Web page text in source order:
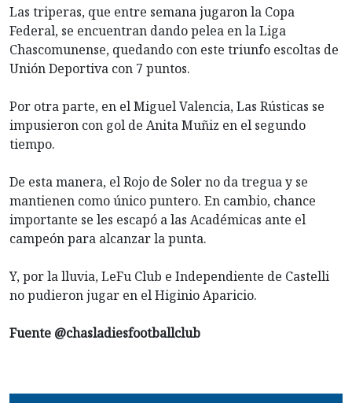
Las triperas, que entre semana jugaron la Copa
Federal, se encuentran dando pelea en la Liga
Chascomunense, quedando con este triunfo escoltas de
Unión Deportiva con 7 puntos.
Por otra parte, en el Miguel Valencia, Las Rústicas se
impusieron con gol de Anita Muñiz en el segundo
tiempo.
De esta manera, el Rojo de Soler no da tregua y se
mantienen como único puntero. En cambio, chance
importante se les escapó a las Académicas ante el
campeón para alcanzar la punta.
Y, por la lluvia, LeFu Club e Independiente de Castelli
no pudieron jugar en el Higinio Aparicio.
Fuente @chasladiesfootballclub